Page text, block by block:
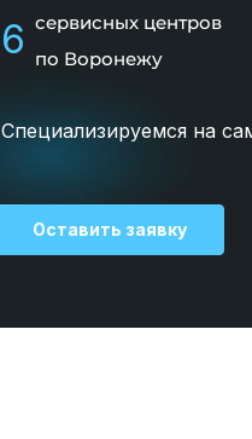
6 сервисных центров
по Воронежу
Специализируемся на
Оставить заявку